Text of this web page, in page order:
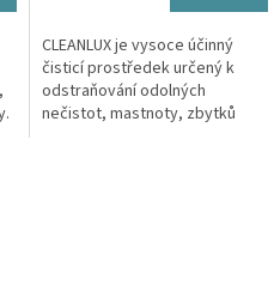
CLEANLUX je vysoce účinný
čisticí prostředek určený k
odstraňování odolných
nečistot, mastnoty, zbytků